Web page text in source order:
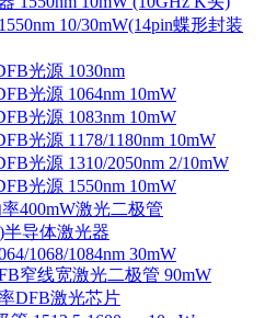
10/30mW(14pin蝶形封装
光源 1030nm
光源 1064nm 10mW
光源 1083nm 10mW
光源 1178/1180nm 10mW
光源 1310/2050nm 2/10mW
光源 1550nm 10mW
400mW激光二极管
导体激光器
1068/1084nm 30mW
窄线宽激光二极管 90mW
DFB激光芯片